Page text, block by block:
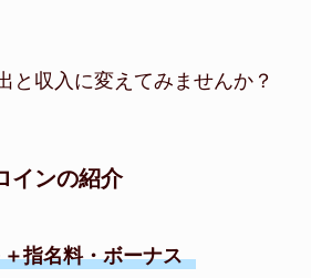
と収入に変えてみませんか？
インの紹介
＋指名料・ボーナス